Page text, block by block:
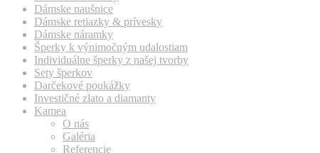
Dámske naušnice
Dámske retiazky & prívesky
Dámske náramky
Šperky k výnimočným udalostiam
Individuálne šperky z našej tvorby
Sety šperkov
Darčekové poukážky
Investičné zlato a diamanty
Kamea
O nás
Galéria
Referencie